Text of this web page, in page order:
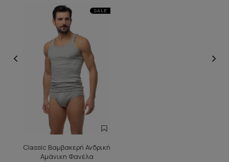
SALE
Classic Βαμβακερή Ανδρική
Αμάνικη Φανέλα